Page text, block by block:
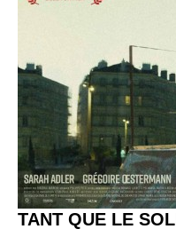
TANT QUE LE